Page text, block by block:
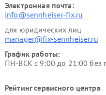
Электронная почта:
info@sennheiser-fix.ru
для юридических лиц
manager@fix-sennheiser.ru
График работы:
ПН-ВСК с 9:00 до 21:00 без
Рейтинг сервисного центра